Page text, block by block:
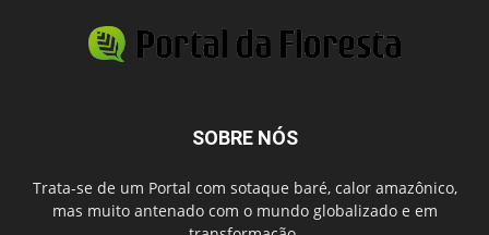
SOBRE NÓS
Trata-se de um Portal com sotaque baré, calor amazônico,
mas muito antenado com o mundo globalizado e em